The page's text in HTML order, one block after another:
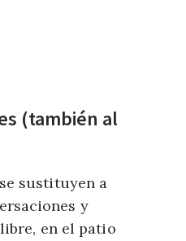
(también al
sustituyen a
y
en el patio